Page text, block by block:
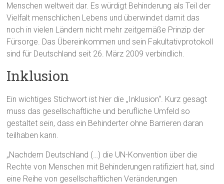
Menschen weltweit dar. Es würdigt Behinderung als Teil der
Vielfalt menschlichen Lebens und überwindet damit das
noch in vielen Ländern nicht mehr zeitgemäße Prinzip der
Fürsorge. Das Übereinkommen und sein Fakultativprotokoll
sind für Deutschland seit 26. März 2009 verbindlich.
Inklusion
Ein wichtiges Stichwort ist hier die „Inklusion“. Kurz gesagt
muss das gesellschaftliche und berufliche Umfeld so
gestaltet sein, dass ein Behinderter ohne Barrieren daran
teilhaben kann.
„Nachdem Deutschland (…) die UN-Konvention über die
Rechte von Menschen mit Behinderungen ratifiziert hat, sind
eine Reihe von gesellschaftlichen Veränderungen